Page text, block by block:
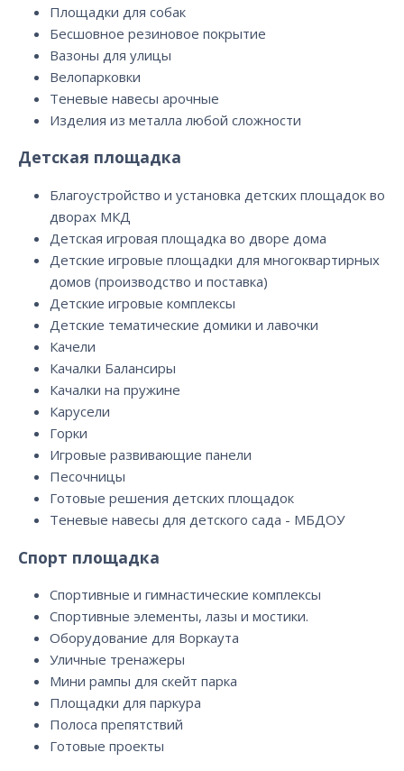
Площадки для собак
Бесшовное резиновое покрытие
Вазоны для улицы
Велопарковки
Теневые навесы арочные
Изделия из металла любой сложности
Детская площадка
Благоустройство и установка детских площадок во
дворах МКД
Детская игровая площадка во дворе дома
Детские игровые площадки для многоквартирных
домов (производство и поставка)
Детские игровые комплексы
Детские тематические домики и лавочки
Качели
Качалки Балансиры
Качалки на пружине
Карусели
Горки
Игровые развивающие панели
Песочницы
Готовые решения детских площадок
Теневые навесы для детского сада - МБДОУ
Спорт площадка
Спортивные и гимнастические комплексы
Спортивные элементы, лазы и мостики.
Оборудование для Воркаута
Уличные тренажеры
Мини рампы для скейт парка
Площадки для паркура
Полоса препятствий
Готовые проекты